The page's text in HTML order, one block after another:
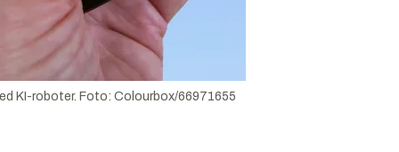
KI-roboter. Foto: Colourbox/66971655